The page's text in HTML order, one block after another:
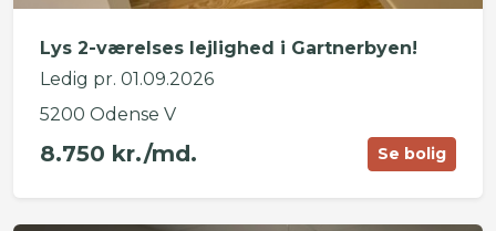
Lys 2-værelses lejlighed i Gartnerbyen!
Ledig pr. 01.09.2026
5200 Odense V
8.750 kr./md. Se bolig